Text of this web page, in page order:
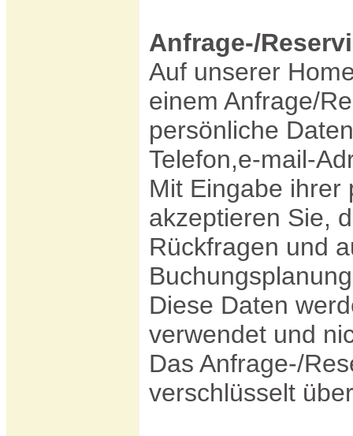
Anfrage-/
Auf unserer
einem Anfrage/
persönliche
Telefon,e-mail-
Mit Eingabe ihrer
akzeptieren Sie,
Rückfragen und
Diese Daten
verwendet und
Das Anfrage-/
verschlüsselt